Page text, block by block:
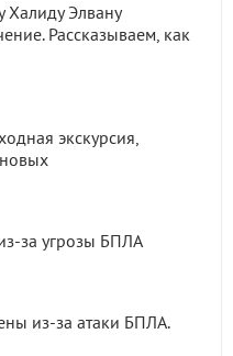
Халиду Элвану
Рассказываем, как
экскурсия,
за угрозы БПЛА
из-за атаки БПЛА.